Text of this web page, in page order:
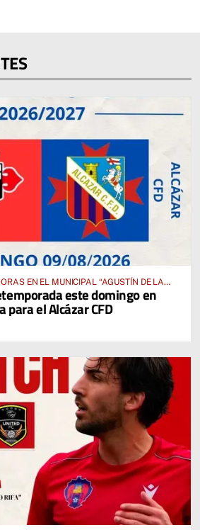
EN EL MUNICIPAL “AGUSTÍN DE LA
este domingo en
para el Alcázar CFD